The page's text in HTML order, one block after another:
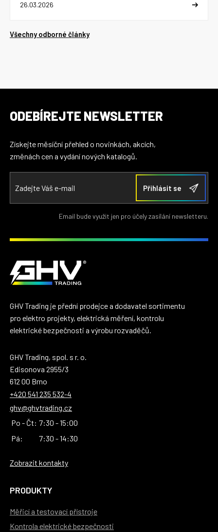
26.03.2026
Všechny odborné články
ODEBÍREJTE NEWSLETTER
Získejte měsíční přehled o novinkách, akcích,
změnách cen a vydání nových katalogů.
Email bude využit jen pro účely zasílání newsletteru.
GHV Trading je přední prodejce a dodavatel sortimentu
pro elektro projekty, elektrická měření, kontrolu
elektrické bezpečnosti a výrobu rozvaděčů.
GHV Trading, spol. s r. o.
Edisonova 2955/3
612 00 Brno
+420 541 235 532-4
ghv@ghvtrading.cz
Po - Čt: 7:30 - 15:00
Pá:
7:30 - 14:30
Zobrazit kontakty
PRODUKTY
Měřicí a testovací přístroje
Kontrola elektrické bezpečnosti